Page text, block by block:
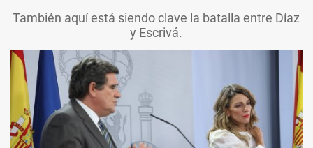
También aquí está siendo clave la batalla entre Díaz
y Escrivá.